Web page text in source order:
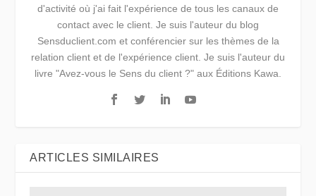
d'activité où j'ai fait l'expérience de tous les canaux de
contact avec le client. Je suis l'auteur du blog
Sensduclient.com et conférencier sur les thèmes de la
relation client et de l'expérience client. Je suis l'auteur du
livre "Avez-vous le Sens du client ?" aux Éditions Kawa.
ARTICLES SIMILAIRES